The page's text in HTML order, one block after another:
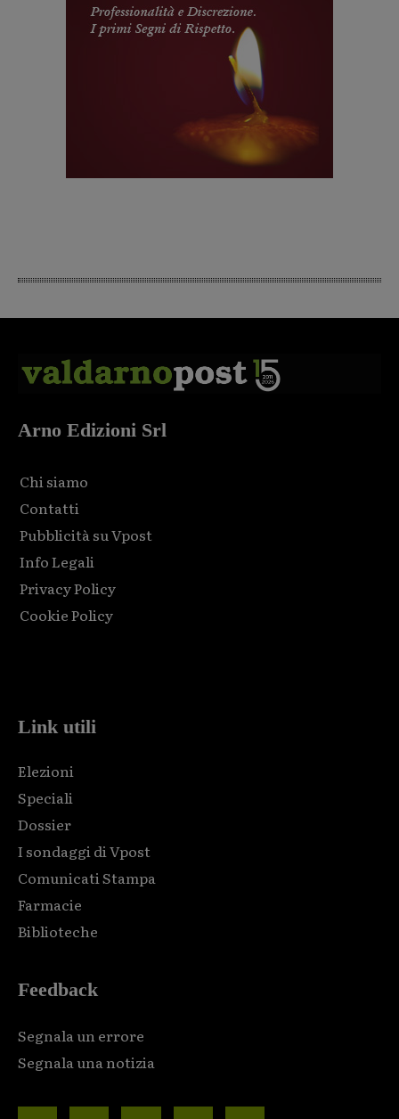
Arno Edizioni Srl
Chi siamo
Contatti
Pubblicità su Vpost
Info Legali
Privacy Policy
Cookie Policy
Link utili
Elezioni
Speciali
Dossier
I sondaggi di Vpost
Comunicati Stampa
Farmacie
Biblioteche
Feedback
Segnala un errore
Segnala una notizia